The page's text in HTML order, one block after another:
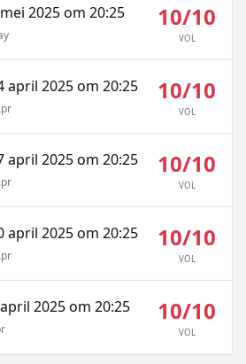
2025 om 20:25 10/10
VOL
2025 om 20:25 10/10
VOL
2025 om 20:25 10/10
VOL
2025 om 20:25 10/10
VOL
2025 om 20:25 10/10
VOL